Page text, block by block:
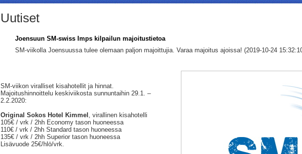
Uutiset
Joensuun SM-swiss Imps kilpailun majoitustietoa
SM-viikolla Joensuussa tulee olemaan paljon majoittujia. Varaa majoitus ajoissa! (2019-10-24
SM-viikon viralliset kisahotellit ja hinnat.
Majoitushinnoittelu keskiviikosta sunnuntaihin 29.1. –
2.2.2020:
Original Sokos Hotel Kimmel , virallinen kisahotelli
105€ / vrk / 2hh Economy tason huoneessa
110€ / vrk / 2hh Standard tason huoneessa
135€ / vrk / 2hh Superior tason huoneessa
Lisävuode 25€/hlö/vrk.